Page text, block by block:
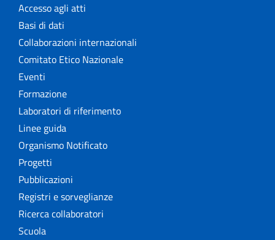
Accesso agli atti
Basi di dati
Collaborazioni internazionali
Comitato Etico Nazionale
Eventi
Formazione
Laboratori di riferimento
Linee guida
Organismo Notificato
Progetti
Pubblicazioni
Registri e sorveglianze
Ricerca collaboratori
Scuola